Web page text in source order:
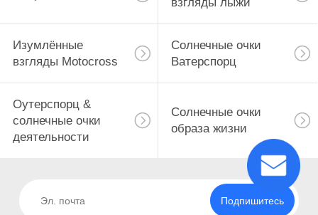
Изумлённые
взгляды Motocross
Солнечные очки
Ватерспорц
Оутерспорц &
солнечные очки
деятельности
Солнечные очки
образа жизни
Подпишитесь